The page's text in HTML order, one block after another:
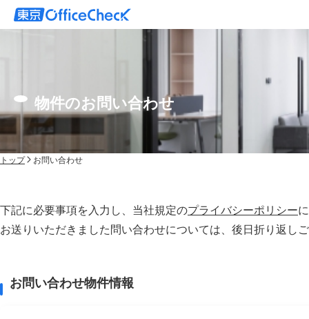
物件のお問い合わせ
トップ お問い合わせ
下記に必要事項を入力し、当社規定のプライバシーポリシー
お送りいただきました問い合わせについては、後⽇折り返し
お問い合わせ物件情報